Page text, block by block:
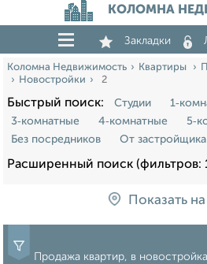
КОЛОМНА
Закладки
Коломна Недвижимость Квартиры
Новостройки
2
Быстрый поиск: Студии
3‑комнатные
4‑комнатные
Без посредников
От застройщика
Расширенный поиск (фильтров:
Показать
Продажа квартир, в